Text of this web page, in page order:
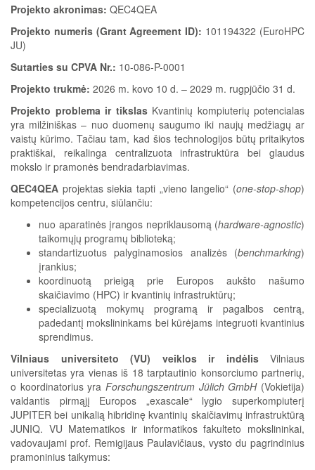
Projekto akronimas: QEC4QEA
Projekto numeris (Grant Agreement ID): 101194322 (EuroHPC
JU)
Sutarties su CPVA Nr.: 10-086-P-0001
Projekto trukmė: 2026 m. kovo 10 d. – 2029 m. rugpjūčio 31 d.
Projekto problema ir tikslasKvantinių kompiuterių potencialas
yra milžiniškas – nuo duomenų saugumo iki naujų medžiagų ar
vaistų kūrimo. Tačiau tam, kad šios technologijos būtų pritaikytos
praktiškai, reikalinga centralizuota infrastruktūra bei glaudus
mokslo ir pramonės bendradarbiavimas.
QEC4QEA projektas siekia tapti „vieno langelio“ (one-stop-shop)
kompetencijos centru, siūlančiu:
nuo aparatinės įrangos nepriklausomą (hardware-agnostic)
taikomųjų programų biblioteką;
standartizuotus palyginamosios analizės (benchmarking)
įrankius;
koordinuotą prieigą prie Europos aukšto našumo
skaičiavimo (HPC) ir kvantinių infrastruktūrų;
specializuotą mokymų programą ir pagalbos centrą,
padedantį mokslininkams bei kūrėjams integruoti kvantinius
sprendimus.
Vilniaus universiteto (VU) veiklos ir indėlisVilniaus
universitetas yra vienas iš 18 tarptautinio konsorciumo partnerių,
o koordinatorius yra Forschungszentrum Jülich GmbH(Vokietija)
valdantis pirmąjį Europos „exascale“ lygio superkompiuterį
JUPITER bei unikalią hibridinę kvantinių skaičiavimų infrastruktūrą
JUNIQ. VU Matematikos ir informatikos fakulteto mokslininkai,
vadovaujami prof. Remigijaus Paulavičiaus, vysto du pagrindinius
pramoninius taikymus: